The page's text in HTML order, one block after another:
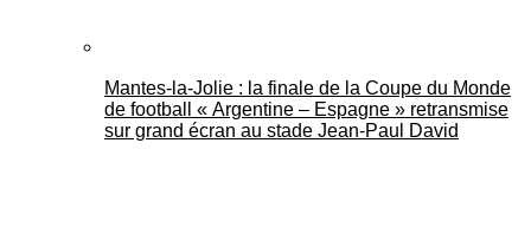
Mantes-la-Jolie : la finale de la Coupe du Monde
de football « Argentine – Espagne » retransmise
sur grand écran au stade Jean-Paul David